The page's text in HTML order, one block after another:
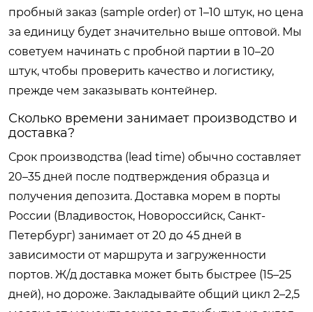
пробный заказ (sample order) от 1–10 штук, но цена
за единицу будет значительно выше оптовой. Мы
советуем начинать с пробной партии в 10–20
штук, чтобы проверить качество и логистику,
прежде чем заказывать контейнер.
Сколько времени занимает производство и
доставка?
Срок производства (lead time) обычно составляет
20–35 дней после подтверждения образца и
получения депозита. Доставка морем в порты
России (Владивосток, Новороссийск, Санкт-
Петербург) занимает от 20 до 45 дней в
зависимости от маршрута и загруженности
портов. Ж/д доставка может быть быстрее (15–25
дней), но дороже. Закладывайте общий цикл 2–2,5